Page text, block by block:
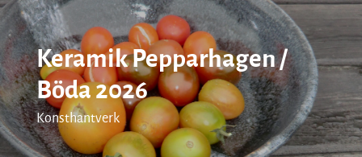
Keramik Pepparhagen /
Böda 2026
Konsthantverk